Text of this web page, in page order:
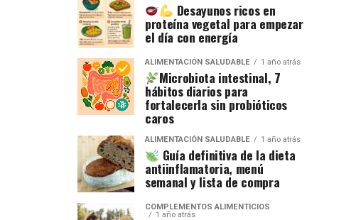
Desayunos ricos en
proteína vegetal para empezar
el día con energía
ALIMENTACIÓN SALUDABLE 1 año atrás
Microbiota intestinal, 7
hábitos diarios para
fortalecerla sin probióticos
caros
ALIMENTACIÓN SALUDABLE 1 año atrás
Guía definitiva de la dieta
antiinflamatoria, menú
semanal y lista de compra
COMPLEMENTOS ALIMENTICIOS
1 año atrás